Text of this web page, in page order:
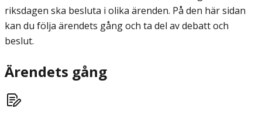
riksdagen ska besluta i olika ärenden. På den här sidan
kan du följa ärendets gång och ta del av debatt och
beslut.
Ärendets gång